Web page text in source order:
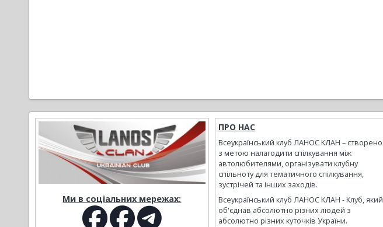
Ми в соціальних мережах:
ПРО НАС
Всеукраїнський клуб ЛАНОС КЛАН – створено
з метою налагодити спілкування між
автолюбителями, організувати клубну
спільноту для тематичного спілкування,
зустрічей та інших заходів.
Всеукраїнський клуб ЛАНОС КЛАН - Клуб, який
об'єднав абсолютно різних людей з
абсолютно різних куточків України.